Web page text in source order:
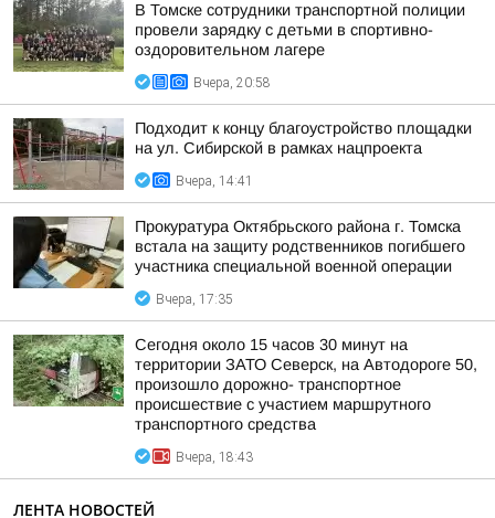
В Томске сотрудники транспортной полиции
провели зарядку с детьми в спортивно-
оздоровительном лагере
Вчера, 20:58
Подходит к концу благоустройство площадки
на ул. Сибирской в рамках нацпроекта
Вчера, 14:41
Прокуратура Октябрьского района г. Томска
встала на защиту родственников погибшего
участника специальной военной операции
Вчера, 17:35
Сегодня около 15 часов 30 минут на
территории ЗАТО Северск, на Автодороге 50,
произошло дорожно- транспортное
происшествие с участием маршрутного
транспортного средства
Вчера, 18:43
ЛЕНТА НОВОСТЕЙ